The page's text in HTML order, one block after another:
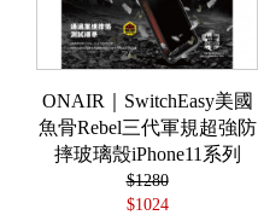
ONAIR｜SwitchEasy美國
魚骨Rebel三代軍規超強防
摔玻璃殼iPhone11系列
$1280
$1024